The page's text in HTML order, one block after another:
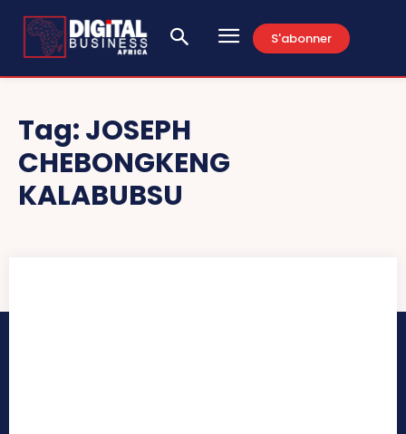
S'abonner
Tag:JOSEPH
CHEBONGKENG
KALABUBSU